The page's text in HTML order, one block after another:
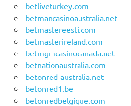
betliveturkey.com
betmancasinoaustralia.net
betmastereesti.com
betmasterireland.com
betmgmcasinocanada.net
betnationaustralia.com
betonred-australia.net
betonred1.be
betonredbelgique.com